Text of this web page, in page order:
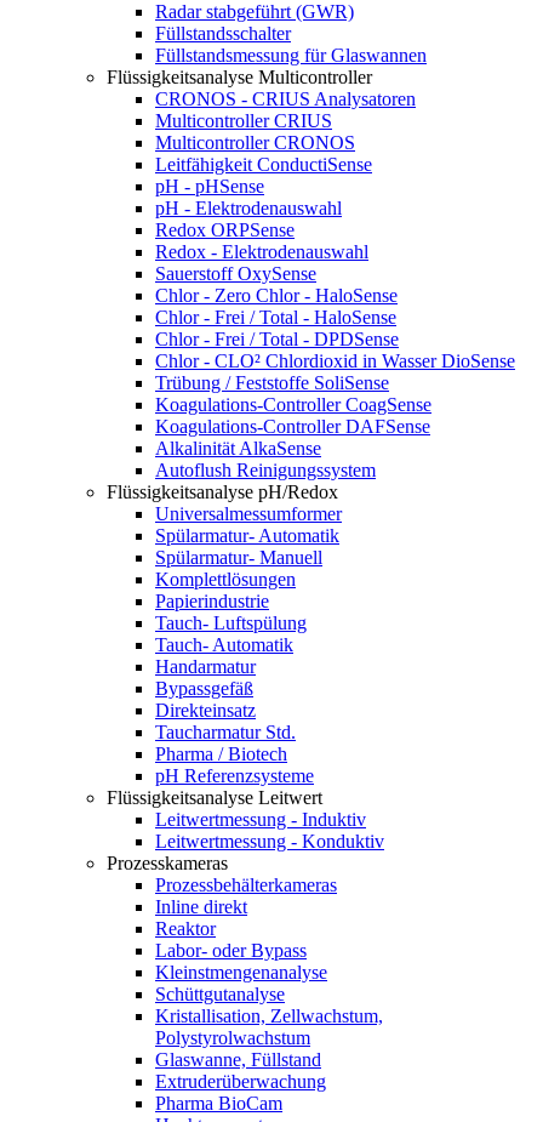
Radar stabgeführt (GWR)
Füllstandsschalter
Füllstandsmessung für Glaswannen
Flüssigkeitsanalyse Multicontroller
CRONOS - CRIUS Analysatoren
Multicontroller CRIUS
Multicontroller CRONOS
Leitfähigkeit ConductiSense
pH - pHSense
pH - Elektrodenauswahl
Redox ORPSense
Redox - Elektrodenauswahl
Sauerstoff OxySense
Chlor - Zero Chlor - HaloSense
Chlor - Frei / Total - HaloSense
Chlor - Frei / Total - DPDSense
Chlor - CLO² Chlordioxid in Wasser DioSense
Trübung / Feststoffe SoliSense
Koagulations-Controller CoagSense
Koagulations-Controller DAFSense
Alkalinität AlkaSense
Autoflush Reinigungssystem
Flüssigkeitsanalyse pH/Redox
Universalmessumformer
Spülarmatur- Automatik
Spülarmatur- Manuell
Komplettlösungen
Papierindustrie
Tauch- Luftspülung
Tauch- Automatik
Handarmatur
Bypassgefäß
Direkteinsatz
Taucharmatur Std.
Pharma / Biotech
pH Referenzsysteme
Flüssigkeitsanalyse Leitwert
Leitwertmessung - Induktiv
Leitwertmessung - Konduktiv
Prozesskameras
Prozessbehälterkameras
Inline direkt
Reaktor
Labor- oder Bypass
Kleinstmengenanalyse
Schüttgutanalyse
Kristallisation, Zellwachstum,
Polystyrolwachstum
Glaswanne, Füllstand
Extruderüberwachung
Pharma BioCam